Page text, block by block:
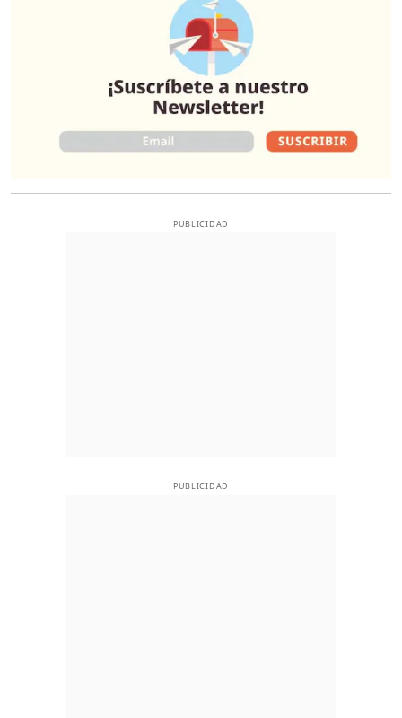
PUBLICIDAD
PUBLICIDAD